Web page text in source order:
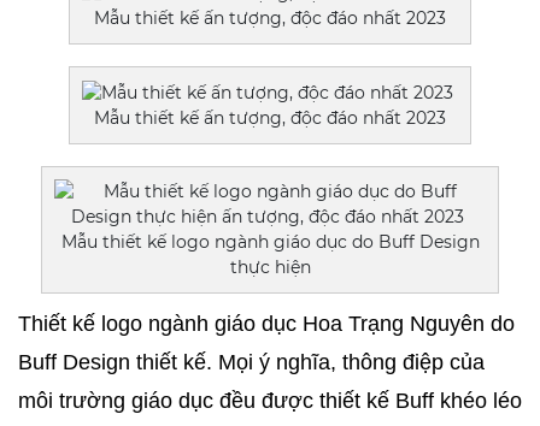
Mẫu thiết kế ấn tượng, độc đáo nhất 2023
Mẫu thiết kế ấn tượng, độc đáo nhất 2023
Mẫu thiết kế logo ngành giáo dục do Buff Design
thực hiện
Thiết kế logo ngành giáo dục Hoa Trạng Nguyên do
Buff Design thiết kế. Mọi ý nghĩa, thông điệp của
môi trường giáo dục đều được thiết kế Buff khéo léo